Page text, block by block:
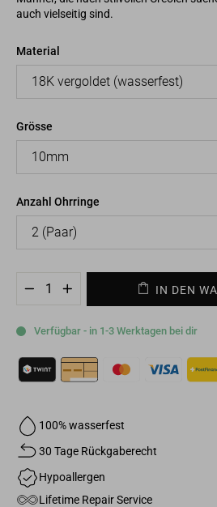
auch vielseitig sind.
Material
Grösse
Anzahl Ohrringe
IN DEN
Verfügbar - in 1-3 Werktagen bei dir
100% wasserfest
30 Tage Rückgaberecht
Hypoallergen
Lifetime Repair Service